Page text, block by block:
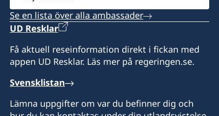
Postadress:
Consulate of Sweden
Saud Alsulaiman
PO Box 127383
Jeddah 21352
Saudi Arabia
Söndag-måndag 09.00-14.00
Se en lista över alla ambassader
UD Resklar
Få aktuell reseinformation direkt i fickan med
appen UD Resklar. Läs mer på regeringen.se.
Svensklistan
Lämna uppgifter om var du befinner dig och